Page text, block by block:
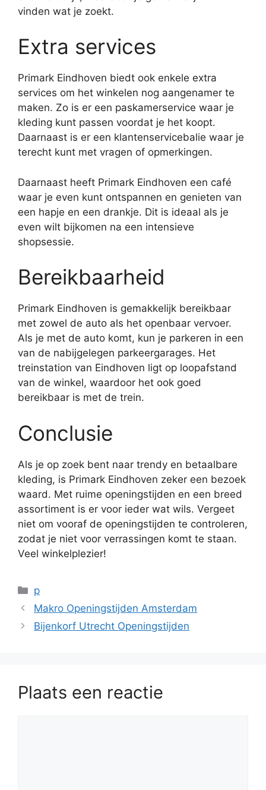
vinden wat je zoekt.
Extra services
Primark Eindhoven biedt ook enkele extra
services om het winkelen nog aangenamer te
maken. Zo is er een paskamerservice waar je
kleding kunt passen voordat je het koopt.
Daarnaast is er een klantenservicebalie waar je
terecht kunt met vragen of opmerkingen.
Daarnaast heeft Primark Eindhoven een café
waar je even kunt ontspannen en genieten van
een hapje en een drankje. Dit is ideaal als je
even wilt bijkomen na een intensieve
shopsessie.
Bereikbaarheid
Primark Eindhoven is gemakkelijk bereikbaar
met zowel de auto als het openbaar vervoer.
Als je met de auto komt, kun je parkeren in een
van de nabijgelegen parkeergarages. Het
treinstation van Eindhoven ligt op loopafstand
van de winkel, waardoor het ook goed
bereikbaar is met de trein.
Conclusie
Als je op zoek bent naar trendy en betaalbare
kleding, is Primark Eindhoven zeker een bezoek
waard. Met ruime openingstijden en een breed
assortiment is er voor ieder wat wils. Vergeet
niet om vooraf de openingstijden te controleren,
zodat je niet voor verrassingen komt te staan.
Veel winkelplezier!
Categorieën
p
Makro Openingstijden Amsterdam
Bijenkorf Utrecht Openingstijden
Plaats een reactie